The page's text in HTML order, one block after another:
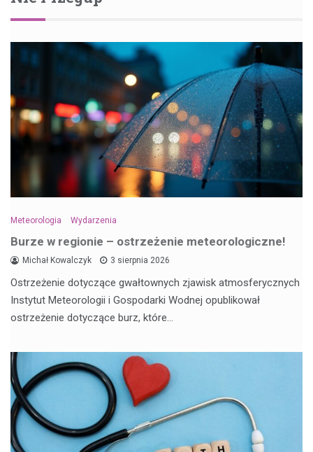
Meteorologia Wydarzenia
Burze w regionie – ostrzeżenie meteorologiczne!
Michał Kowalczyk 3 sierpnia 2026
Ostrzeżenie dotyczące gwałtownych zjawisk atmosferycznych
Instytut Meteorologii i Gospodarki Wodnej opublikował
ostrzeżenie dotyczące burz, które…